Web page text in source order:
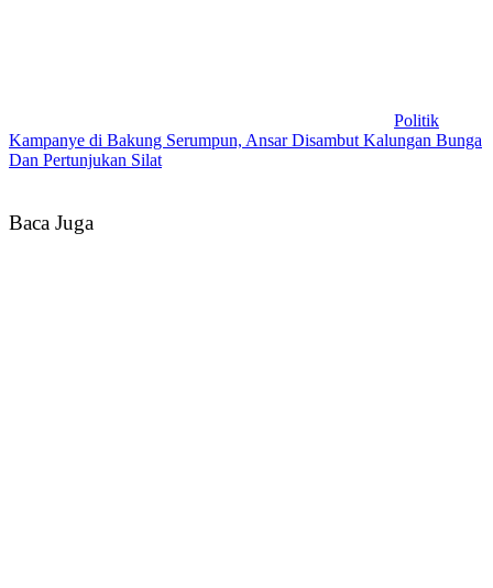
Politik
Kampanye di Bakung Serumpun, Ansar Disambut Kalungan Bunga
Dan Pertunjukan Silat
Baca Juga